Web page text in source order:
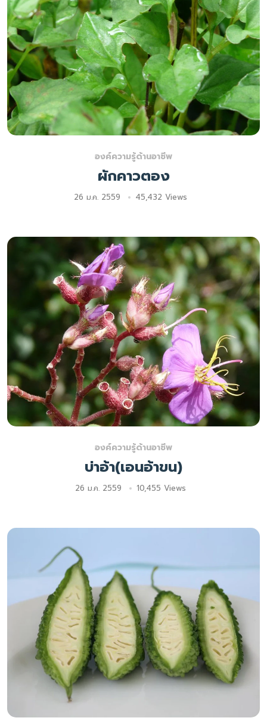
องค์ความรู้ด้านอาชีพ
ผักคาวตอง
26 ม.ค. 2559 45,432 Views
องค์ความรู้ด้านอาชีพ
บ่าอ้า(เอนอ้าขน)
26 ม.ค. 2559 10,455 Views